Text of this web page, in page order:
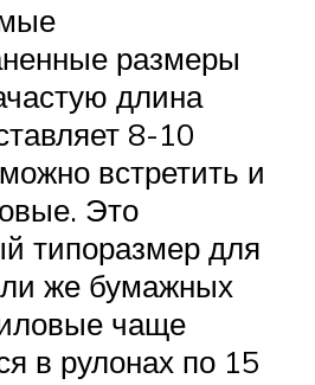
размеры
длина
8-10
встретить и
Это
типоразмер для
же бумажных
чаще
в рулонах по 15